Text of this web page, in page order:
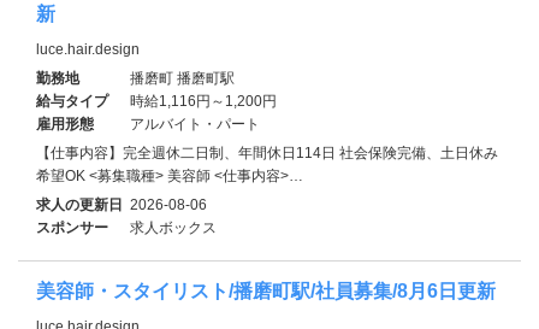
新
luce.hair.design
勤務地
播磨町 播磨町駅
給与タイプ
時給1,116円～1,200円
雇用形態
アルバイト・パート
【仕事内容】完全週休二日制、年間休日114日 社会保険完備、土日休み
希望OK <募集職種> 美容師 <仕事内容>…
求人の更新日 2026-08-06
スポンサー
求人ボックス
美容師・スタイリスト/播磨町駅/社員募集/8月6日更新